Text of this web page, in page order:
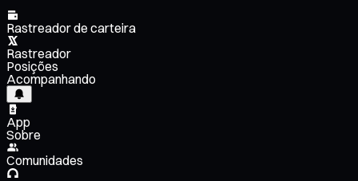
Rastreador de carteira
Rastreador
Posições
Acompanhando
App
Sobre
Comunidades